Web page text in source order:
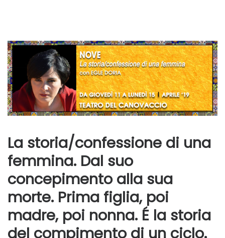
La storia/confessione di una
femmina. Dal suo
concepimento alla sua
morte. Prima figlia, poi
madre, poi nonna. É la storia
del compimento di un ciclo.